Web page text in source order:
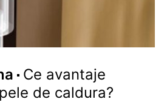
Ce avantaje
de caldura?